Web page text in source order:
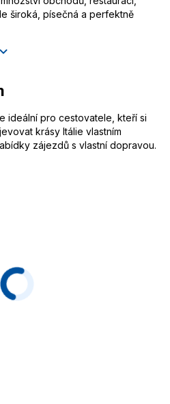
široká, písečná a perfektně
ideální pro cestovatele, kteří si
krásy Itálie vlastním
zájezdů s vlastní dopravou.